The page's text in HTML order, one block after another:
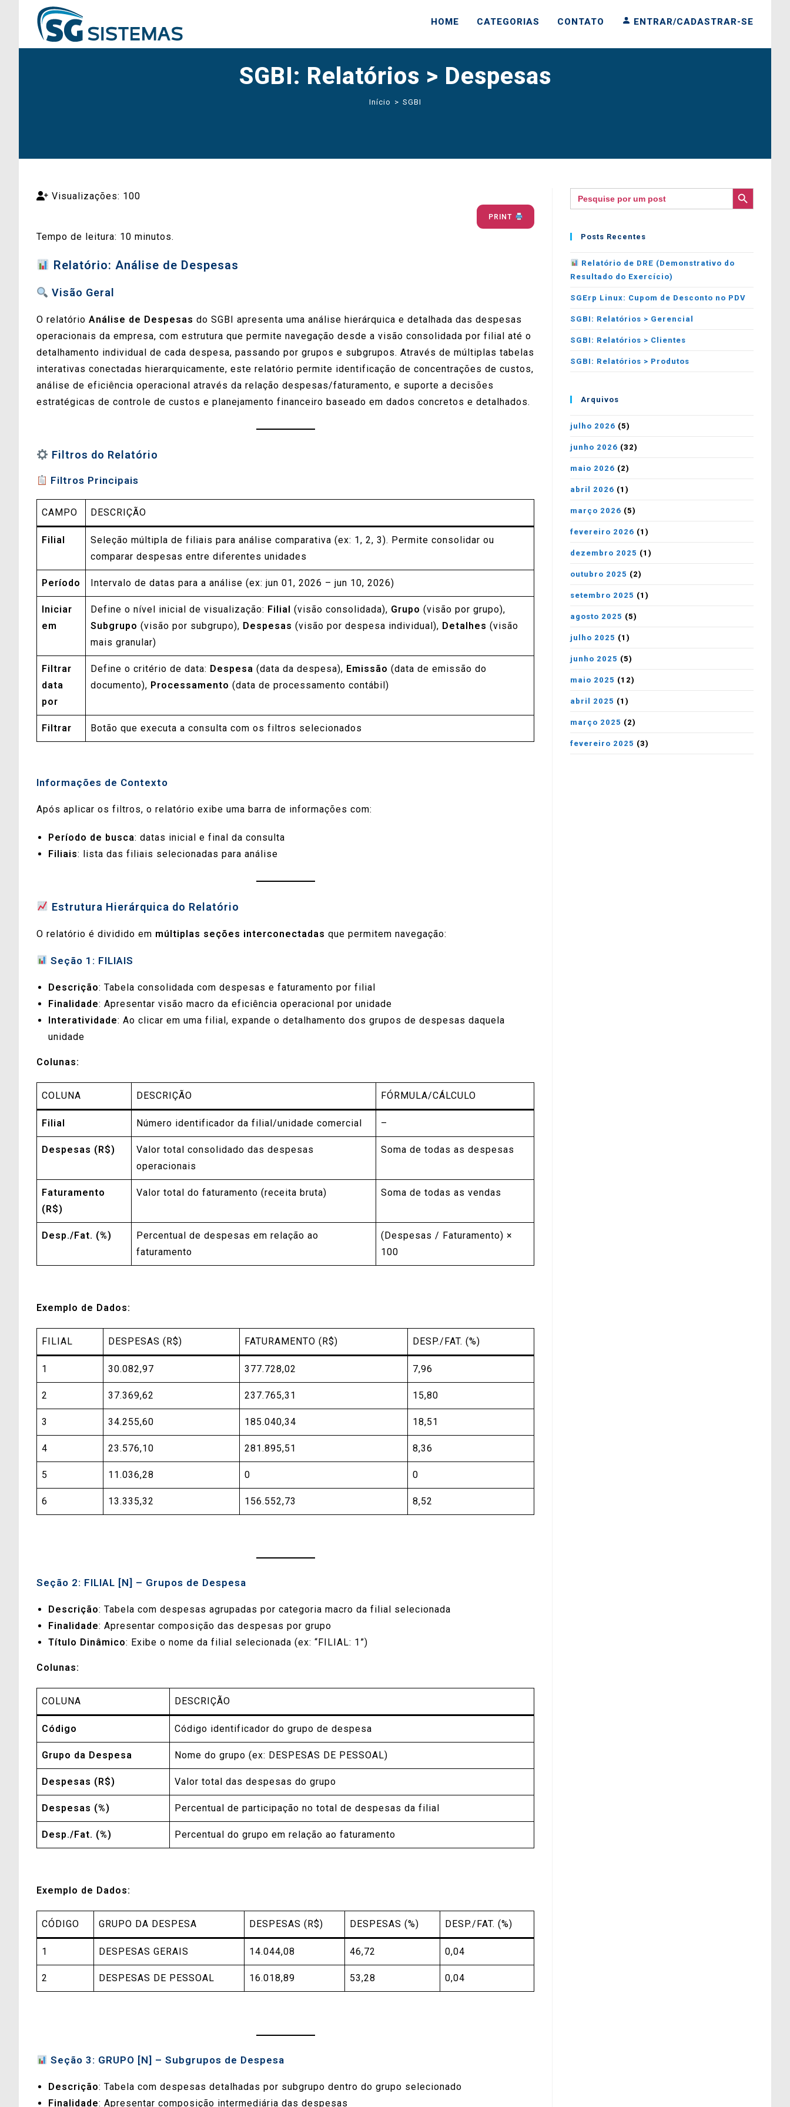
HOME CATEGORIAS CONTATO ENTRAR/CADASTRAR-SE
SGBI: Relatórios > Despesas
Início > SGBI
Visualizações: 100
PRINT
Tempo de leitura: 10 minutos.
Relatório: Análise de Despesas
Visão Geral
O relatório Análise de Despesas do SGBI apresenta uma análise hierárquica e detalhada das despesas
operacionais da empresa, com estrutura que permite navegação desde a visão consolidada por filial até o
detalhamento individual de cada despesa, passando por grupos e subgrupos. Através de múltiplas tabelas
interativas conectadas hierarquicamente, este relatório permite identificação de concentrações de custos,
análise de eficiência operacional através da relação despesas/faturamento, e suporte a decisões
estratégicas de controle de custos e planejamento financeiro baseado em dados concretos e detalhados.
Filtros do Relatório
Filtros Principais
CAMPO DESCRIÇÃO
Filial
Seleção múltipla de filiais para análise comparativa (ex: 1, 2, 3). Permite consolidar ou
comparar despesas entre diferentes unidades
Período Intervalo de datas para a análise (ex: jun 01, 2026 – jun 10, 2026)
Iniciar
em
Define o nível inicial de visualização: Filial (visão consolidada), Grupo (visão por grupo),
Subgrupo (visão por subgrupo), Despesas (visão por despesa individual), Detalhes (visão
mais granular)
Filtrar
data
por
Define o critério de data: Despesa (data da despesa), Emissão (data de emissão do
documento), Processamento (data de processamento contábil)
Filtrar Botão que executa a consulta com os filtros selecionados
Informações de Contexto
Após aplicar os filtros, o relatório exibe uma barra de informações com:
Período de busca: datas inicial e final da consulta
Filiais: lista das filiais selecionadas para análise
Estrutura Hierárquica do Relatório
O relatório é dividido em múltiplas seções interconectadas que permitem navegação:
Seção 1: FILIAIS
Descrição: Tabela consolidada com despesas e faturamento por filial
Finalidade: Apresentar visão macro da eficiência operacional por unidade
Interatividade: Ao clicar em uma filial, expande o detalhamento dos grupos de despesas daquela
unidade
Colunas:
COLUNA DESCRIÇÃO FÓRMULA/CÁLCULO
Filial Número identificador da filial/unidade comercial –
Despesas (R$)
Valor total consolidado das despesas
operacionais
Soma de todas as despesas
Faturamento
(R$)
Valor total do faturamento (receita bruta) Soma de todas as vendas
Desp./Fat. (%)
Percentual de despesas em relação ao
faturamento
(Despesas / Faturamento) ×
100
Exemplo de Dados:
FILIAL DESPESAS (R$) FATURAMENTO (R$) DESP./FAT. (%)
1 30.082,97 377.728,02 7,96
2 37.369,62 237.765,31 15,80
3 34.255,60 185.040,34 18,51
4 23.576,10 281.895,51 8,36
5 11.036,28 0 0
6 13.335,32 156.552,73 8,52
Seção 2: FILIAL [N] – Grupos de Despesa
Descrição: Tabela com despesas agrupadas por categoria macro da filial selecionada
Finalidade: Apresentar composição das despesas por grupo
Título Dinâmico: Exibe o nome da filial selecionada (ex: “FILIAL: 1”)
Colunas:
COLUNA DESCRIÇÃO
Código Código identificador do grupo de despesa
Grupo da Despesa Nome do grupo (ex: DESPESAS DE PESSOAL)
Despesas (R$) Valor total das despesas do grupo
Despesas (%) Percentual de participação no total de despesas da filial
Desp./Fat. (%) Percentual do grupo em relação ao faturamento
Exemplo de Dados:
CÓDIGO GRUPO DA DESPESA DESPESAS (R$) DESPESAS (%) DESP./FAT. (%)
1 DESPESAS GERAIS 14.044,08 46,72 0,04
2 DESPESAS DE PESSOAL 16.018,89 53,28 0,04
Seção 3: GRUPO [N] – Subgrupos de Despesa
Descrição: Tabela com despesas detalhadas por subgrupo dentro do grupo selecionado
Finalidade: Apresentar composição intermediária das despesas
Search
for:
SEARCH BUTTON
Posts Recentes
Relatório de DRE (Demonstrativo do
Resultado do Exercício)
SGErp Linux: Cupom de Desconto no PDV
SGBI: Relatórios > Gerencial
SGBI: Relatórios > Clientes
SGBI: Relatórios > Produtos
Arquivos
julho 2026 (5)
junho 2026 (32)
maio 2026 (2)
abril 2026 (1)
março 2026 (5)
fevereiro 2026 (1)
dezembro 2025 (1)
outubro 2025 (2)
setembro 2025 (1)
agosto 2025 (5)
julho 2025 (1)
junho 2025 (5)
maio 2025 (12)
abril 2025 (1)
março 2025 (2)
fevereiro 2025 (3)